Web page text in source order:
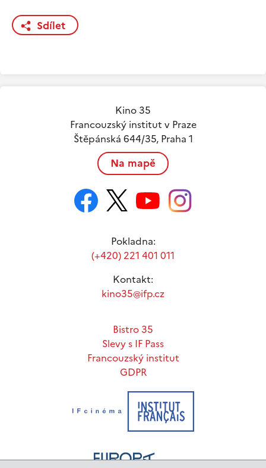
Sdílet
Kino 35
Francouzský institut v Praze
Štěpánská 644/35, Praha 1
Na mapě
Pokladna:
(+420) 221 401 011
Kontakt:
kino35@ifp.cz
Bistro 35
Slevy s IF Pass
Francouzský institut
GDPR